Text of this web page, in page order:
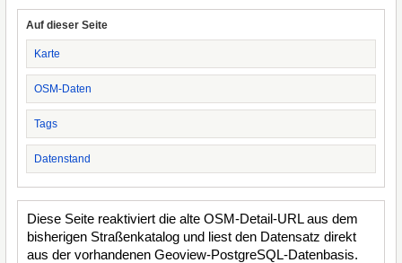
Auf dieser Seite
Karte
OSM-Daten
Tags
Datenstand
Diese Seite reaktiviert die alte OSM-Detail-URL aus dem
bisherigen Straßenkatalog und liest den Datensatz direkt
aus der vorhandenen Geoview-PostgreSQL-Datenbasis.